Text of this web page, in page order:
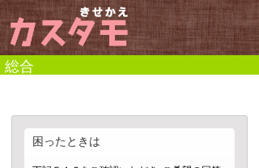
総合
困ったときは